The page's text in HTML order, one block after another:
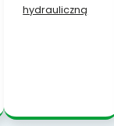
hydrauliczną